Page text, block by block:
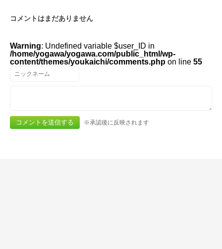
コメントはまだありません
Warning: Undefined variable $user_ID in
/home/yogawa/yogawa.com/public_html/wp-
content/themes/youkaichi/comments.php on line 55
※承認後に反映されます